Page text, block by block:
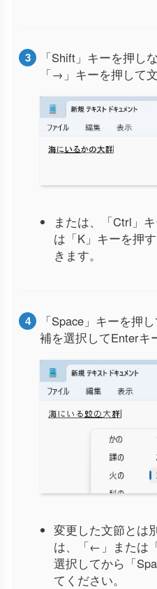
「Shift」キーを押
「→」キーを押して
または、「Ctrl」
は「K」キーを押
きます。
「Space」キーを押
補を選択してEnterキ
変更した文節とは
は、「←」または
選択してから「
てください。